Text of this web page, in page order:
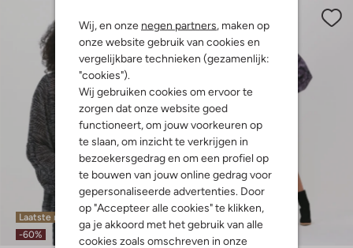
Wij, en onze negen partners, maken op
onze website gebruik van cookies en
vergelijkbare technieken (gezamenlijk:
"cookies").
Wij gebruiken cookies om ervoor te
zorgen dat onze website goed
functioneert, om jouw voorkeuren op
te slaan, om inzicht te verkrijgen in
bezoekersgedrag en om een profiel op
te bouwen van jouw online gedrag voor
gepersonaliseerde advertenties. Door
op "Accepteer alle cookies" te klikken,
ga je akkoord met het gebruik van alle
cookies zoals omschreven in onze
Laatste maten
-60%
-60%